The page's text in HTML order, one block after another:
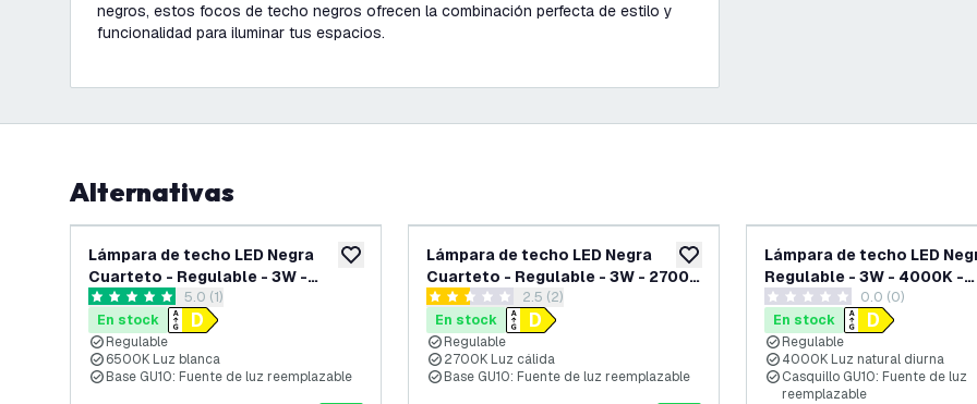
negros, estos focos de techo negros ofrecen la combinación perfecta de estilo y
funcionalidad para iluminar tus espacios.
Alternativas
añadir a lista de deseos
Lámpara de techo LED Negra
Cuarteto - Regulable - 3W -
6500K - Inclinableabrir el panel de reseñas
5 estrellas de puntuación
5.0 (1)
En stock
Regulable
6500K Luz blanca
Base GU10: Fuente de luz reemplazable
añadir a lista de deseos
Lámpara de techo LED Negra
Cuarteto - Regulable - 3W - 2700K
- Inclinableabrir el panel de reseñas
2.5 estrellas de puntuación
2.5 (2)
En stock
Regulable
2700K Luz cálida
Base GU10: Fuente de luz reemplazable
Lámpara de techo LED
Regulable - 3W - 4000K -
Inclinable
0 estrellas de puntuación
0.0 (0)
En stock
Regulable
4000K Luz natural diurna
Casquillo GU10: Fuente de luz
reemplazable